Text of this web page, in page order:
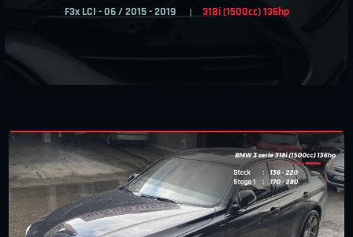
F3x LCI - 06 / 2015 - 2019
318i (1500cc) 136hp